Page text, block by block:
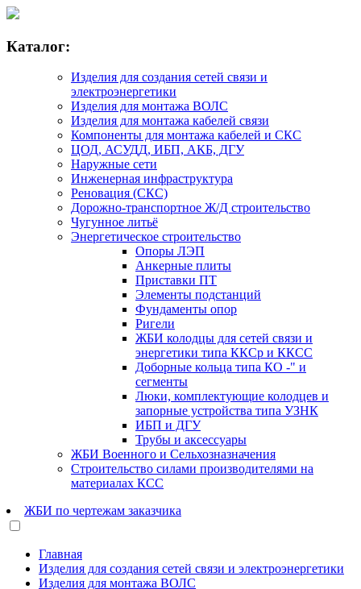
Каталог:
Изделия для создания сетей связи и
электроэнергетики
Изделия для монтажа ВОЛС
Изделия для монтажа кабелей связи
Компоненты для монтажа кабелей и СКС
ЦОД, АСУДД, ИБП, АКБ, ДГУ
Наружные сети
Инженерная инфраструктура
Реновация (СКС)
Дорожно-транспортное Ж/Д строительство
Чугунное литьё
Энергетическое строительство
Опоры ЛЭП
Анкерные плиты
Приставки ПТ
Элементы подстанций
Фундаменты опор
Ригели
ЖБИ колодцы для сетей связи и
энергетики типа ККСр и ККСС
Доборные кольца типа КО -" и
сегменты
Люки, комплектующие колодцев и
запорные устройства типа УЗНК
ИБП и ДГУ
Трубы и аксессуары
ЖБИ Военного и Сельхозназначения
Строительство силами производителями на
материалах КСС
ЖБИ по чертежам заказчика
Главная
Изделия для создания сетей связи и электроэнергетики
Изделия для монтажа ВОЛС